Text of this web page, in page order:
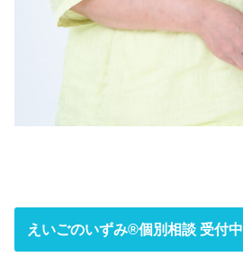
えいごのいずみ®︎個別相談 受付中